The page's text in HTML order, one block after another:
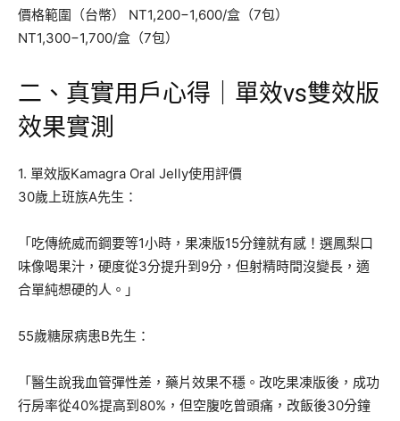
價格範圍（台幣） NT1,200−1,600/盒（7包）
NT1,300−1,700/盒（7包）
二、真實用戶心得｜單效vs雙效版
效果實測
1. 單效版Kamagra Oral Jelly使用評價
30歲上班族A先生：
「吃傳統威而鋼要等1小時，果凍版15分鐘就有感！選鳳梨口
味像喝果汁，硬度從3分提升到9分，但射精時間沒變長，適
合單純想硬的人。」
55歲糖尿病患B先生：
「醫生說我血管彈性差，藥片效果不穩。改吃果凍版後，成功
行房率從40%提高到80%，但空腹吃曾頭痛，改飯後30分鐘